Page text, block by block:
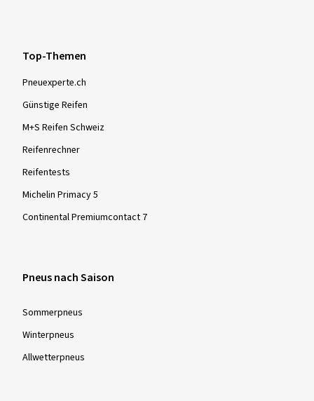
Top-Themen
Pneuexperte.ch
Günstige Reifen
M+S Reifen Schweiz
Reifenrechner
Reifentests
Michelin Primacy 5
Continental Premiumcontact 7
Pneus nach Saison
Sommer­pneus
Winter­pneus
Allwetter­pneus